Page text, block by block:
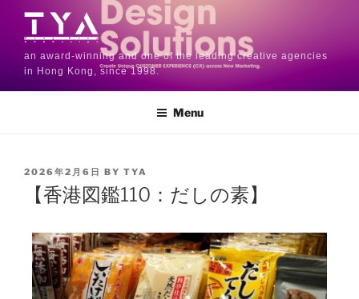
an award-winning and one of the leading creative agencies
in Hong Kong, since 1998.
Menu
2026年2月6日 BY TYA
【香港図鑑110：だしの素】